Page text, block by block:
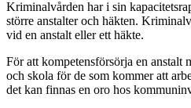
Kriminalvården har i sin
större anstalter och häkten.
vid en anstalt eller ett häkte.
För att kompetensförsörja en anstalt
och skola för de som kommer att
det kan finnas en oro hos